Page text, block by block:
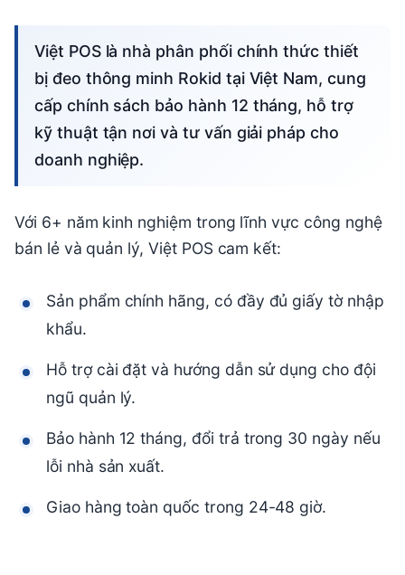
Việt POS là nhà phân phối chính thức thiết
bị đeo thông minh Rokid tại Việt Nam, cung
cấp chính sách bảo hành 12 tháng, hỗ trợ
kỹ thuật tận nơi và tư vấn giải pháp cho
doanh nghiệp.
Với 6+ năm kinh nghiệm trong lĩnh vực công nghệ
bán lẻ và quản lý, Việt POS cam kết:
Sản phẩm chính hãng, có đầy đủ giấy tờ nhập
khẩu.
Hỗ trợ cài đặt và hướng dẫn sử dụng cho đội
ngũ quản lý.
Bảo hành 12 tháng, đổi trả trong 30 ngày nếu
lỗi nhà sản xuất.
Giao hàng toàn quốc trong 24-48 giờ.